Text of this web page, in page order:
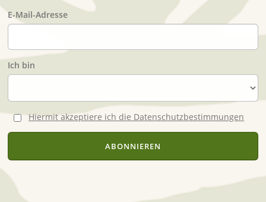
E-Mail-Adresse
Ich bin
Hiermit akzeptiere ich die Datenschutzbestimmungen